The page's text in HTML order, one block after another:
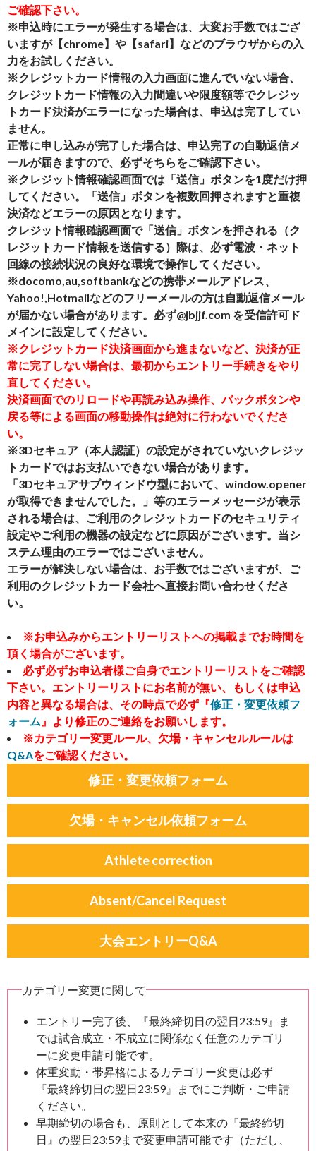
ご確認下さい。
※申込時にエラーが発生する場合は、大変お手数ではござ
いますが【chrome】や【safari】などのブラウザからの入
力をお試しください。
※クレジットカード情報の入力画面に進んでいない場合、
クレジットカード情報の入力間違いや限度額等でクレジッ
トカード決済がエラーになった場合は、申込は完了してい
ません。
正常に申し込みが完了した場合は、申込完了の自動返信メ
ールが届きますので、必ずそちらをご確認下さい。
※クレジット情報確認画面では「送信」ボタンを1度だけ押
してください。「送信」ボタンを複数回押されますと重複
決済などエラーの原因となります。
クレジット情報確認画面で「送信」ボタンを押される（ク
レジットカード情報を送信する）際は、必ず電波・ネット
回線の接続状況の良好な環境で操作してください。
※docomo,au,softbankなどの携帯メールアドレス、
Yahoo!,Hotmailなどのフリーメールの方は自動返信メール
が届かない場合があります。必ず@jbjjf.com を受信許可ド
メインに設定してください。
※クレジットカード決済画面から進まないなど、決済が正
常に完了しない場合は、最初からエントリー手続きをやり
直してください。
決済画面でのリロードや再読み込み操作、バックボタンや
戻る等による画面の移動操作は絶対に行わないでくださ
い。
※3Dセキュア（本人認証）の設定がされていないクレジッ
トカードではお支払いできない場合があります。
「3Dセキュアサブウィンドウ型において、window.opener
が取得できませんでした。」等のエラーメッセージが表示
される場合は、ご利用のクレジットカードのセキュリティ
設定やご利用の機器の設定などに原因がございます。当シ
ステム理由のエラーではございません。
エラーが解決しない場合は、お手数ではございますが、ご
利用のクレジットカード会社へ直接お問い合わせくださ
い。
※お申込みからエントリーリストへの掲載までお時間を
頂く場合がございます。
必ず必ずお申込者様ご自身でエントリーリストをご確認
下さい。エントリーリストにお名前が無い、もしくは申込
内容と異なる場合は、その時点で必ず『修正・変更依頼フ
ォーム 』より修正のご連絡をお願いします。
※カテゴリー変更ルール、欠場・キャンセルルールは
Q&Aをご確認ください。
修正・変更依頼フォーム
欠場・キャンセル依頼フォーム
Athlete correction
Absent/Cancel Request
大会エントリーQ&A
カテゴリー変更に関して
エントリー完了後、『最終締切日の翌日23:59』ま
では試合成立・不成立に関係なく任意のカテゴリ
ーに変更申請可能です。
体重変動・帯昇格によるカテゴリー変更は必ず
『最終締切日の翌日23:59』までにご判断・ご申請
ください。
早期締切の場合も、原則として本来の『最終締切
日』の翌日23:59まで変更申請可能です（ただし、